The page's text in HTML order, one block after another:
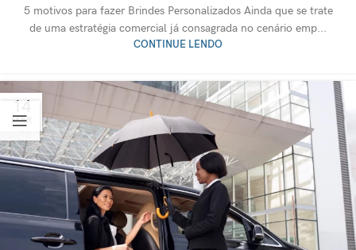
5 motivos para fazer Brindes Personalizados Ainda que se trate
de uma estratégia comercial já consagrada no cenário emp...
CONTINUE LENDO
14
MAR